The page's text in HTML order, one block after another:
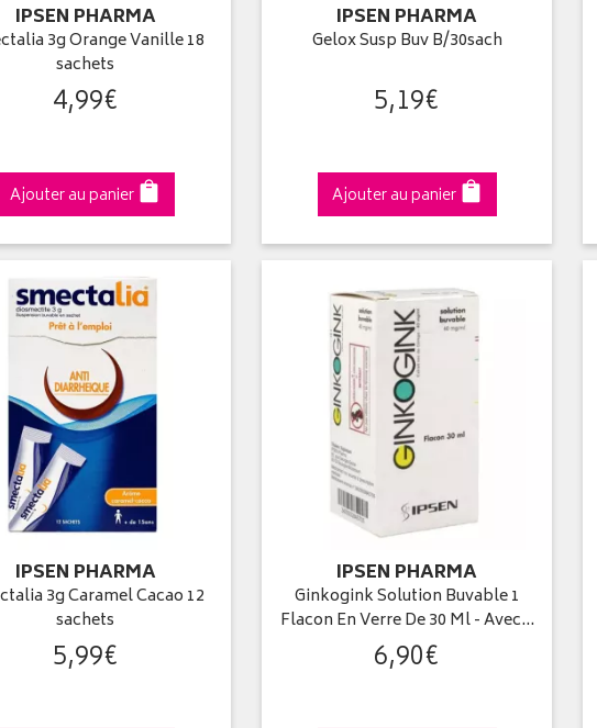
IPSEN PHARMA
3g Orange Vanille 18
sachets
4,99€
Ajouter au panier
IPSEN PHARMA
Gelox Susp Buv B/30sach
5,19€
Ajouter au panier
IPSEN PHARMA
3g Caramel Cacao 12
sachets
5,99€
IPSEN PHARMA
Ginkogink Solution Buvable 1
Flacon En Verre De 30 Ml - Avec…
6,90€